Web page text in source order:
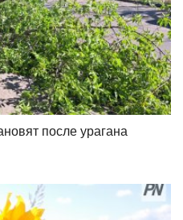
после урагана